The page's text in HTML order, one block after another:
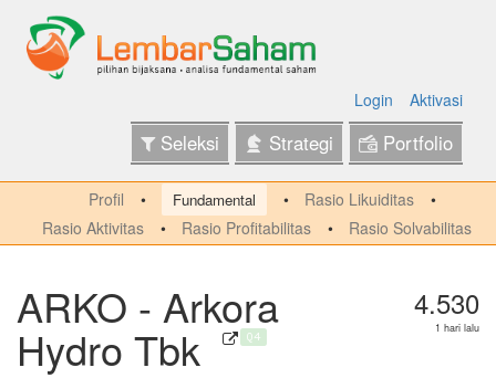
Login Aktivasi
Seleksi Strategi Portfolio
Profil Fundamental
Rasio Likuiditas
Rasio Aktivitas
Rasio Profitabilitas Rasio Solvabilitas
ARKO - Arkora
Hydro Tbk Q4
4.530
1 hari lalu